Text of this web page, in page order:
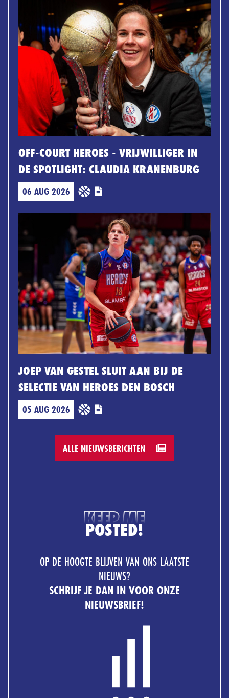
OFF-COURT HEROES - VRIJWILLIGER IN
DE SPOTLIGHT: CLAUDIA KRANENBURG
06 AUG 2026
JOEP VAN GESTEL SLUIT AAN BIJ DE
SELECTIE VAN HEROES DEN BOSCH
05 AUG 2026
ALLE NIEUWSBERICHTEN
KEEP ME
POSTED!
OP DE HOOGTE BLIJVEN VAN ONS LAATSTE
NIEUWS?
SCHRIJF JE DAN IN VOOR ONZE
NIEUWSBRIEF!